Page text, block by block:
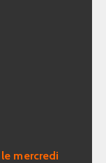
mercredi